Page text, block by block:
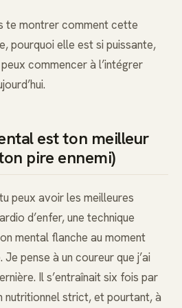
te montrer comment cette
pourquoi elle est si puissante,
commencer à l’intégrer
est ton meilleur
pire ennemi)
peux avoir les meilleures
d’enfer, une technique
mental flanche au moment
pense à un coureur que j’ai
Il s’entraînait six fois par
nutritionnel strict, et pourtant, à